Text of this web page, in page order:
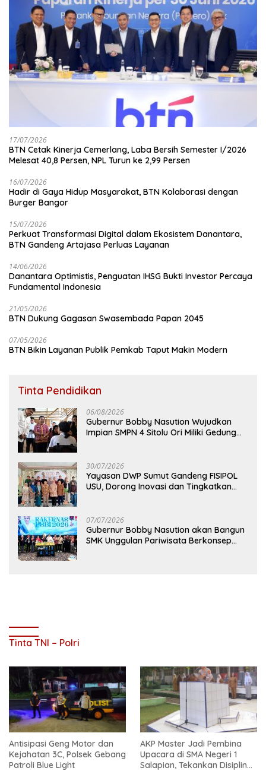
17/07/2026
BTN Cetak Kinerja Cemerlang, Laba Bersih Semester I/2026
Melesat 40,8 Persen, NPL Turun ke 2,99 Persen
16/07/2026
Hadir di Gaya Hidup Masyarakat, BTN Kolaborasi dengan
Burger Bangor
15/07/2026
Perkuat Transformasi Digital dalam Ekosistem Danantara,
BTN Gandeng Artajasa Perluas Layanan
14/06/2026
Danantara Optimistis, Penguatan IHSG Bukti Investor Percaya
Fundamental Indonesia
21/05/2026
BTN Dukung Gagasan Swasembada Papan 2045
07/05/2026
BTN Bikin Layanan Publik Pemkab Taput Makin Modern
Tinta Pendidikan
06/08/2026
Gubernur Bobby Nasution Wujudkan
Impian SMPN 4 Sitolu Ori Miliki Gedung
30/07/2026
Yayasan DWP Sumut Gandeng FISIPOL
USU, Dorong Inovasi dan Tingkatkan
07/07/2026
Gubernur Bobby Nasution akan Bangun
SMK Unggulan Pariwisata Berkonsep
Tinta TNI – Polri
Antisipasi Geng Motor dan
Kejahatan 3C, Polsek Gebang
Patroli Blue Light
AKP Master Jadi Pembina
Upacara di SMA Negeri 1
Salapian, Tekankan Disiplin